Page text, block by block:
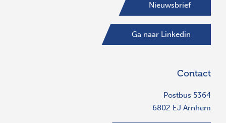
Nieuwsbrief
Ga naar Linkedin
Contact
Postbus 5364
6802 EJ Arnhem